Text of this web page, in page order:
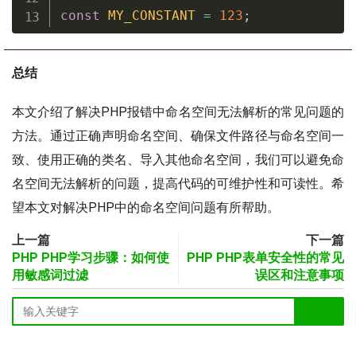
const MY_CONSTANT = 123 ;
总结
本文介绍了解决PHP报错中命名空间无法解析的常见问题的
方法。通过正确声明命名空间、确保文件路径与命名空间一
致、使用正确的类名、导入其他命名空间，我们可以避免命
名空间无法解析的问题，提高代码的可维护性和可读性。希
望本文对解决PHP中的命名空间问题有所帮助。
上一篇
PHP PHP学习步骤：如何使
用敏感词过滤
下一篇
PHP PHP表单安全性的常见
误区和注意事项